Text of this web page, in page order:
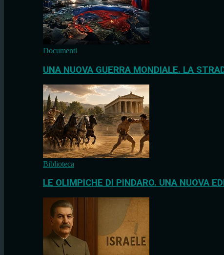
Documenti
UNA NUOVA GUERRA MONDIALE. LA
Biblioteca
LE OLIMPICHE DI PINDARO. UNA NUOVA